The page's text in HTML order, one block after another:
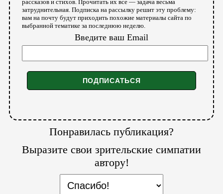
рассказов и стихов. Прочитать их все — задача весьма
затруднительная. Подписка на рассылку решит эту проблему:
вам на почту будут приходить похожие материалы сайта по
выбранной тематике за последнюю неделю.
Введите ваш Email
Понравилась публикация?
Выразите свои зрительские симпатии
автору!